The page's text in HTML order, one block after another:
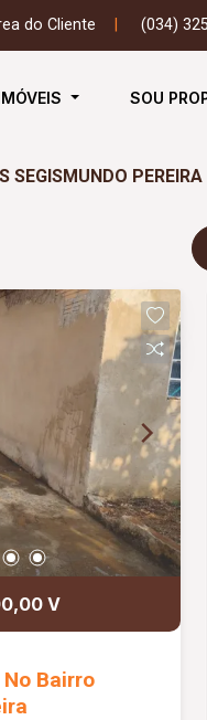
do Cliente (034)
SOU
V
Bairro